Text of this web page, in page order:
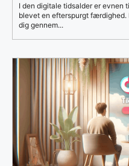
I den digitale tidsalder er evnen
blevet en efterspurgt
dig gennem...